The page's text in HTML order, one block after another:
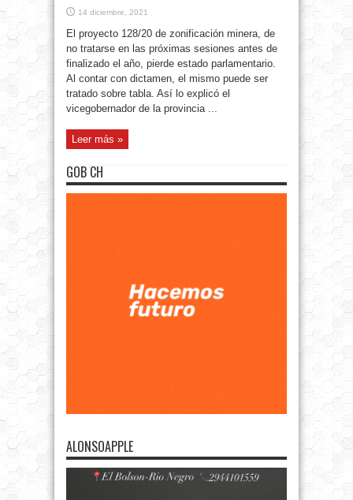
14 diciembre, 2021
El proyecto 128/20 de zonificación minera, de
no tratarse en las próximas sesiones antes de
finalizado el año, pierde estado parlamentario.
Al contar con dictamen, el mismo puede ser
tratado sobre tabla. Así lo explicó el
vicegobernador de la provincia ...
Leer más »
GOB CH
ALONSOAPPLE